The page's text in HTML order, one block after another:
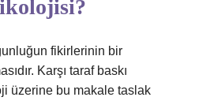
fikirlerinin bir
Karşı taraf baskı
üzerine bu makale taslak